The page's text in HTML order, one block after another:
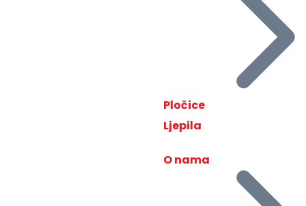
Pločice
Ljepila
O nama